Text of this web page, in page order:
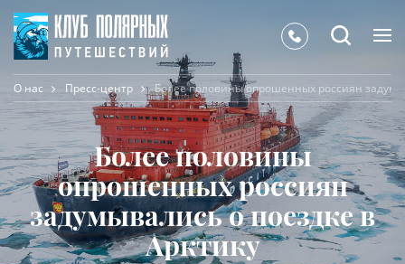
О нас Пресс-центр Более половины опрошенных россиян
Более половины
опрошенных россиян
задумывались о поездке в
Арктику